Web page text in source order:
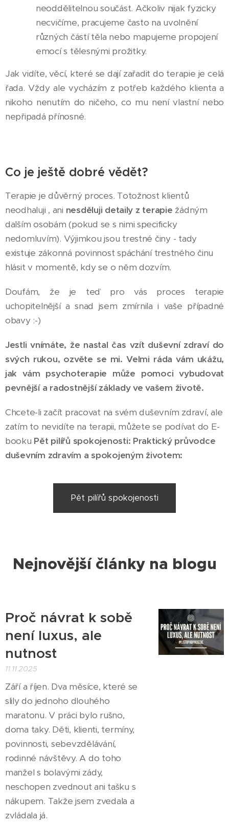
neoddělitelnou součást. Ačkoliv nijak fyzicky
necvičíme, pracujeme často na uvolnění
různých částí těla nebo mapujeme propojení
emocí s tělesnými prožitky.
Jak vidíte, věcí, které se dají zařadit do terapie je celá
řada. Vždy ale vycházím z potřeb každého klienta a
nikoho nenutím do ničeho, co mu není vlastní nebo
nepřipadá přínosné.
Co je ještě dobré vědět?
Terapie je důvěrný proces. Totožnost klientů
neodhaluji , ani nesděluji detaily z terapie žádným
dalším osobám (pokud se s nimi specificky
nedomluvím). Výjimkou jsou trestné činy - tady
existuje zákonná povinnost spáchání trestného činu
hlásit v momentě, kdy se o něm dozvím.
Doufám, že je teď pro vás proces terapie
uchopitelnější a snad jsem zmírnila i vaše případné
obavy :-)
Jestli vnímáte, že nastal čas vzít duševní zdraví do
svých rukou, ozvěte se mi. Velmi ráda vám ukážu,
jak vám psychoterapie může pomoci vybudovat
pevnější a radostnější základy ve vašem životě.
Chcete-li začít pracovat na svém duševním zdraví, ale
zatím to nevidíte na terapii, můžete se podívat do E-
booku Pět pilířů spokojenosti: Praktický průvodce
duševním zdravím a spokojeným životem:
Pět pilířů spokojenosti
Nejnovější články na blogu
Proč návrat k sobě
není luxus, ale
nutnost
11.11.2025
Září a říjen. Dva měsíce, které se
slily do jednoho dlouhého
maratonu. V práci bylo rušno,
doma taky. Děti, klienti, termíny,
povinnosti, sebevzdělávání,
rodinné návštěvy. A do toho
manžel s bolavými zády,
neschopen zvednout ani tašku s
nákupem. Takže jsem zvedala a
zvládala já.